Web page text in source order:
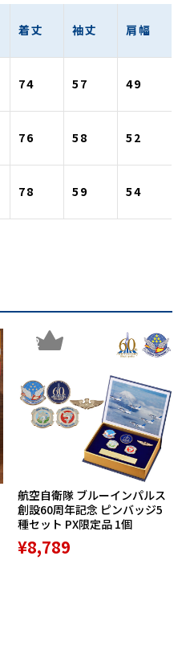
着丈 袖丈 肩幅
74 57 49
76 58 52
78 59 54
2
航空自衛隊 ブルーインパルス
創設60周年記念 ピンバッジ5
種セット PX限定品 1個
¥8,789